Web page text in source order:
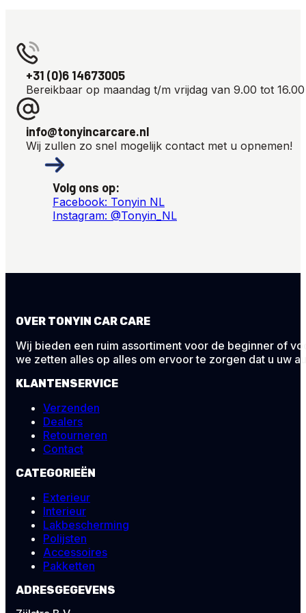
+31 (0)6 14673005
Bereikbaar op maandag t/m vrijdag van 9.00 tot
info@tonyincarcare.nl
Wij zullen zo snel mogelijk contact met u opnemen!
Volg ons op:
Facebook: Tonyin NL
Instagram: @Tonyin_NL
OVER TONYIN CAR CARE
Wij bieden een ruim assortiment voor de beginner of
we zetten alles op alles om ervoor te zorgen dat u uw
KLANTENSERVICE
Verzenden
Dealers
Retourneren
Contact
CATEGORIEËN
Exterieur
Interieur
Lakbescherming
Polijsten
Accessoires
Pakketten
ADRESGEGEVENS